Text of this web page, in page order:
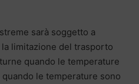
sarà soggetto a
limitazione del trasporto
quando le temperature
le temperature sono